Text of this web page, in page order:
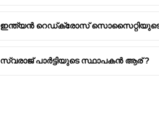
ഇന്ത്യൻ റെഡ്ക്രോസ് സൊസൈറ്റിയുടെ
സ്വരാജ് പാർട്ടിയുടെ സ്ഥാപകൻ ആര് ?